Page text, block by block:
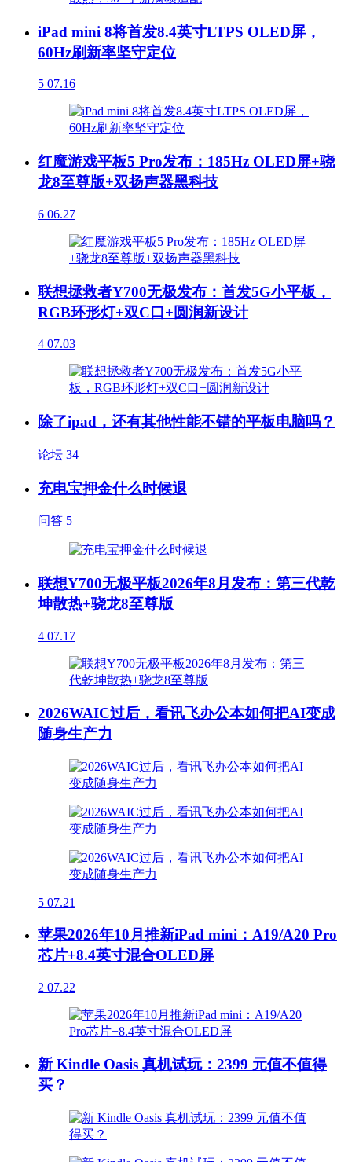
iPad mini 8将首发8.4英寸LTPS OLED屏，
60Hz刷新率坚守定位
5 07.16
红魔游戏平板5 Pro发布：185Hz OLED屏+骁
龙8至尊版+双扬声器黑科技
6 06.27
联想拯救者Y700无极发布：首发5G小平板，
RGB环形灯+双C口+圆润新设计
4 07.03
除了ipad，还有其他性能不错的平板电脑吗？
论坛 34
充电宝押金什么时候退
问答 5
联想Y700无极平板2026年8月发布：第三代乾
坤散热+骁龙8至尊版
4 07.17
2026WAIC过后，看讯飞办公本如何把AI变成
随身生产力
5 07.21
苹果2026年10月推新iPad mini：A19/A20 Pro
芯片+8.4英寸混合OLED屏
2 07.22
新 Kindle Oasis 真机试玩：2399 元值不值得
买？